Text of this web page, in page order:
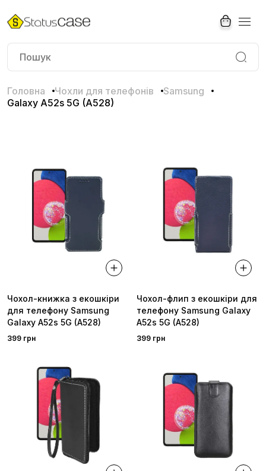
Головна Чохли для телефонів
Samsung
Galaxy A52s 5G (A528)
Чохол-книжка з екошкіри
для телефону Samsung
Galaxy A52s 5G (A528)
399 грн
Чохол-флип з екошкіри для
телефону Samsung Galaxy
A52s 5G (A528)
399 грн